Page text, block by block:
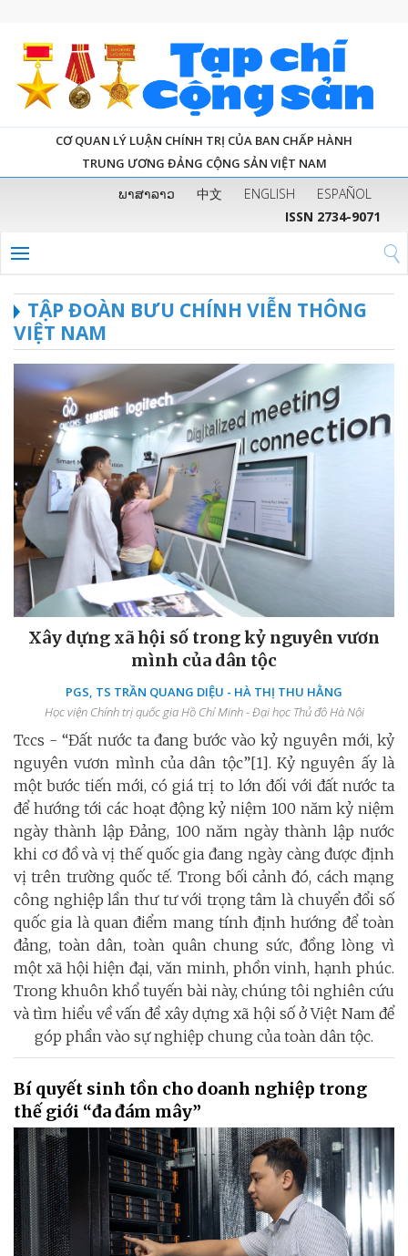
CƠ QUAN LÝ LUẬN CHÍNH TRỊ CỦA BAN CHẤP HÀNH
TRUNG ƯƠNG ĐẢNG CỘNG SẢN VIỆT NAM
ພາສາລາວ 中文 ENGLISH
ESPAÑOL
ISSN 2734-9071
TẬP ĐOÀN BƯU CHÍNH VIỄN THÔNG
VIỆT NAM
Xây dựng xã hội số trong kỷ nguyên vươn
mình của dân tộc
PGS, TS TRẦN QUANG DIỆU - HÀ THỊ THU HẰNG
Học viện Chính trị quốc gia Hồ Chí Minh - Đại học Thủ đô Hà Nội
Tccs - “Đất nước ta đang bước vào kỷ nguyên mới, kỷ
nguyên vươn mình của dân tộc”[1]. Kỷ nguyên ấy là
một bước tiến mới, có giá trị to lớn đối với đất nước ta
để hướng tới các hoạt động kỷ niệm 100 năm kỷ niệm
ngày thành lập Đảng, 100 năm ngày thành lập nước
khi cơ đồ và vị thế quốc gia đang ngày càng được định
vị trên trường quốc tế. Trong bối cảnh đó, cách mạng
công nghiệp lần thư tư với trọng tâm là chuyển đổi số
quốc gia là quan điểm mang tính định hướng để toàn
đảng, toàn dân, toàn quân chung sức, đồng lòng vì
một xã hội hiện đại, văn minh, phồn vinh, hạnh phúc.
Trong khuôn khổ tuyến bài này, chúng tôi nghiên cứu
và tìm hiểu về vấn đề xây dựng xã hội số ở Việt Nam để
góp phần vào sự nghiệp chung của toàn dân tộc.
Bí quyết sinh tồn cho doanh nghiệp trong
thế giới “đa đám mây”